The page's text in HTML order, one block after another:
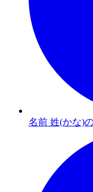
名前 姓(かな)